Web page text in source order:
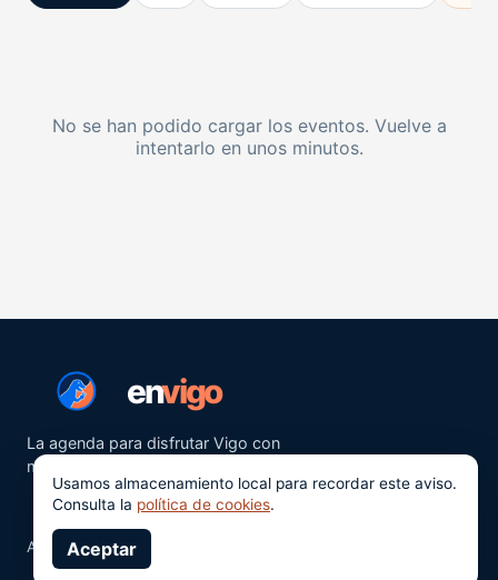
No se han podido cargar los eventos. Vuelve a
intentarlo en unos minutos.
envigo
La agenda para disfrutar Vigo con
más ganas.
Aviso legalPrivacidad
Usamos almacenamiento local para recordar este aviso.
Consulta la política de cookies.
Aceptar